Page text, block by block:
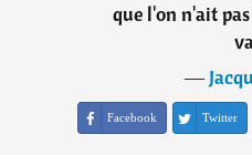
que l'on n'ait
―
Facebook Twitter